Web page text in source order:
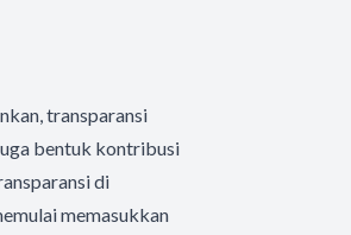
transparansi
bentuk kontribusi
di
memasukkan